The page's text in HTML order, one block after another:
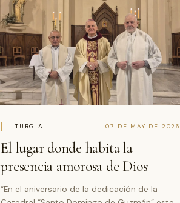
LITURGIA 07 DE MAY DE 2026
El lugar donde habita la
presencia amorosa de Dios
“En el aniversario de la dedicación de la